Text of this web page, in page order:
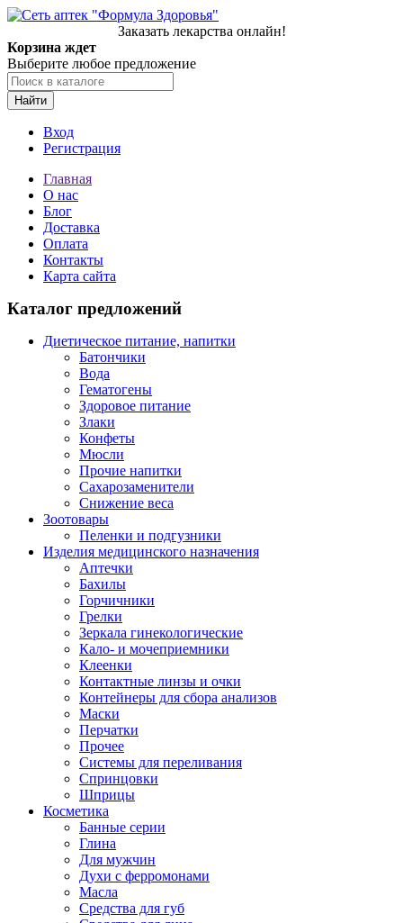
Заказать лекарства онлайн!
Корзина ждет
Выберите любое предложение
Найти
Вход
Регистрация
Главная
О нас
Блог
Доставка
Оплата
Контакты
Карта сайта
Каталог предложений
Диетическое питание, напитки
Батончики
Вода
Гематогены
Здоровое питание
Злаки
Конфеты
Мюсли
Прочие напитки
Сахарозаменители
Снижение веса
Зоотовары
Пеленки и подгузники
Изделия медицинского назначения
Аптечки
Бахилы
Горчичники
Грелки
Зеркала гинекологические
Кало- и мочеприемники
Клеенки
Контактные линзы и очки
Контейнеры для сбора анализов
Маски
Перчатки
Прочее
Системы для переливания
Спринцовки
Шприцы
Косметика
Банные серии
Глина
Для мужчин
Духи с ферромонами
Масла
Средства для губ